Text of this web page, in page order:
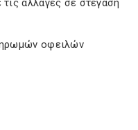
αλλαγές σε στέγαση
οφειλών